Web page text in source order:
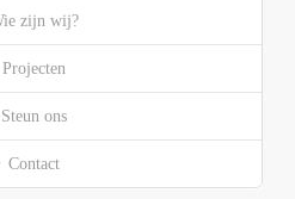
zijn wij?
Projecten
Steun ons
Contact